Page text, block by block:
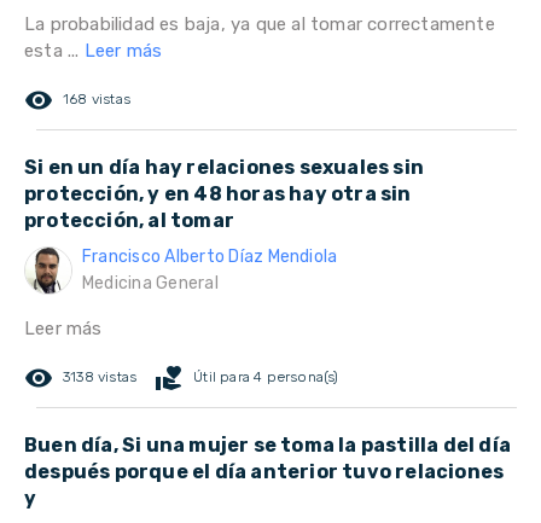
La probabilidad es baja, ya que al tomar correctamente
esta ... Leer más
remove_red_eye 168 vistas
Si en un día hay relaciones sexuales sin
protección, y en 48 horas hay otra sin
protección, al tomar
Francisco Alberto Díaz Mendiola
Medicina General
Leer más
remove_red_eye 3138 vistas volunteer_activism Útil para 4 persona(s)
Buen día, Si una mujer se toma la pastilla del día
después porque el día anterior tuvo relaciones
y